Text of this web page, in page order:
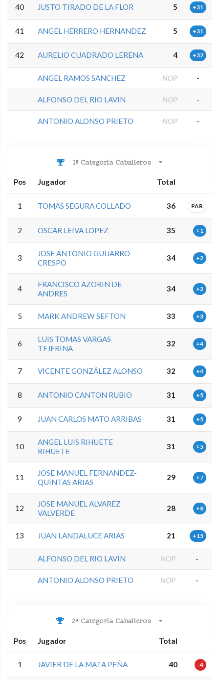
40 JUSTO TIRADO DE LA FLOR 5 +31
41 ANGEL HERRERO HERNANDEZ 5 +31
42 AURELIO CUADRADO LERENA 4 +32
ANGEL RAMOS SANCHEZ NOP -
ALFONSO DEL RIO LAVIN NOP -
ANTONIO ALONSO PRIETO NOP -
1ª Categoría Caballeros
Pos Jugador Total
1 TOMAS SEGURA COLLADO 36 PAR
2 OSCAR LEIVA LOPEZ 35 +1
3
JOSE ANTONIO GUIJARRO
CRESPO
34 +2
4
FRANCISCO AZORIN DE
ANDRES
34 +2
5 MARK ANDREW SEFTON 33 +3
6
LUIS TOMAS VARGAS
TEJERINA
32 +4
7 VICENTE GONZÁLEZ ALONSO 32 +4
8 ANTONIO CANTON RUBIO 31 +5
9 JUAN CARLOS MATO ARRIBAS 31 +5
10
ANGEL LUIS RIHUETE
RIHUETE
31 +5
11
JOSE MANUEL FERNANDEZ-
QUINTAS ARIAS
29 +7
12
JOSE MANUEL ALVAREZ
VALVERDE
28 +8
13 JUAN LANDALUCE ARIAS 21 +15
ALFONSO DEL RIO LAVIN NOP -
ANTONIO ALONSO PRIETO NOP -
2ª Categoría Caballeros
Pos Jugador Total
1 JAVIER DE LA MATA PEÑA 40 -4